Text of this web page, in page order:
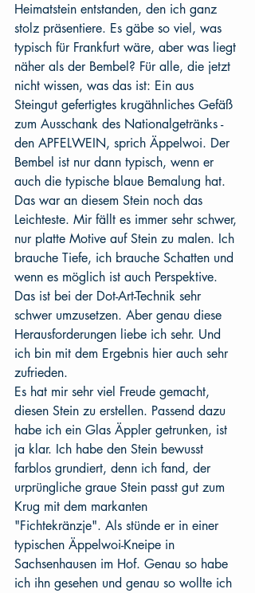
Heimatstein entstanden, den ich ganz
stolz präsentiere. Es gäbe so viel, was
typisch für Frankfurt wäre, aber was liegt
näher als der Bembel? Für alle, die jetzt
nicht wissen, was das ist: Ein aus
Steingut gefertigtes krugähnliches Gefäß
zum Ausschank des Nationalgetränks -
den APFELWEIN, sprich Äppelwoi. Der
Bembel ist nur dann typisch, wenn er
auch die typische blaue Bemalung hat.
Das war an diesem Stein noch das
Leichteste. Mir fällt es immer sehr schwer,
nur platte Motive auf Stein zu malen. Ich
brauche Tiefe, ich brauche Schatten und
wenn es möglich ist auch Perspektive.
Das ist bei der Dot-Art-Technik sehr
schwer umzusetzen. Aber genau diese
Herausforderungen liebe ich sehr. Und
ich bin mit dem Ergebnis hier auch sehr
zufrieden.
Es hat mir sehr viel Freude gemacht,
diesen Stein zu erstellen. Passend dazu
habe ich ein Glas Äppler getrunken, ist
ja klar. Ich habe den Stein bewusst
farblos grundiert, denn ich fand, der
urprüngliche graue Stein passt gut zum
Krug mit dem markanten
"Fichtekränzje". Als stünde er in einer
typischen Äppelwoi-Kneipe in
Sachsenhausen im Hof. Genau so habe
ich ihn gesehen und genau so wollte ich